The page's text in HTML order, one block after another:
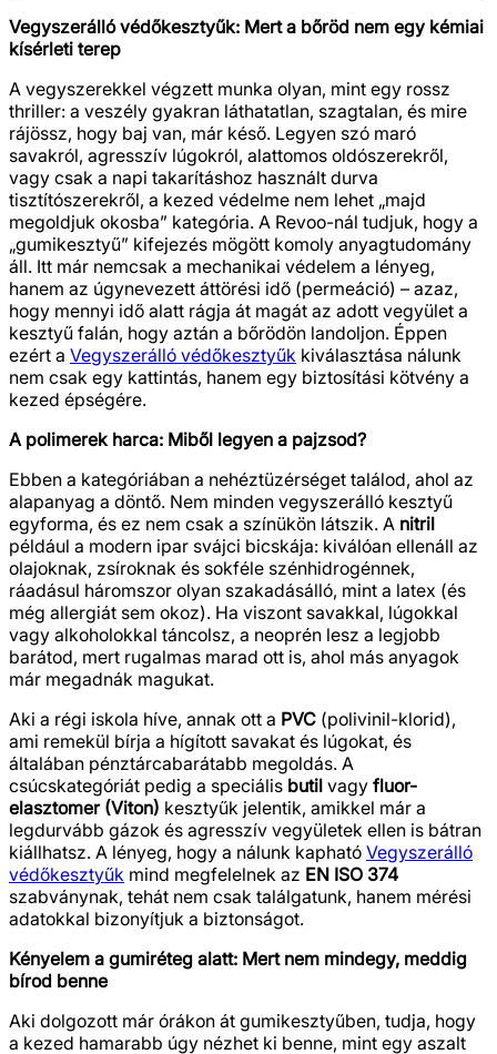
Vegyszerálló védőkesztyűk: Mert a bőröd nem egy kémiai
kísérleti terep
A vegyszerekkel végzett munka olyan, mint egy rossz
thriller: a veszély gyakran láthatatlan, szagtalan, és mire
rájössz, hogy baj van, már késő. Legyen szó maró
savakról, agresszív lúgokról, alattomos oldószerekről,
vagy csak a napi takarításhoz használt durva
tisztítószerekről, a kezed védelme nem lehet „majd
megoldjuk okosba” kategória. A Revoo-nál tudjuk, hogy a
„gumikesztyű” kifejezés mögött komoly anyagtudomány
áll. Itt már nemcsak a mechanikai védelem a lényeg,
hanem az úgynevezett áttörési idő (permeáció) – azaz,
hogy mennyi idő alatt rágja át magát az adott vegyület a
kesztyű falán, hogy aztán a bőrödön landoljon. Éppen
ezért a Vegyszerálló védőkesztyűk kiválasztása nálunk
nem csak egy kattintás, hanem egy biztosítási kötvény a
kezed épségére.
A polimerek harca: Miből legyen a pajzsod?
Ebben a kategóriában a nehéztüzérséget találod, ahol az
alapanyag a döntő. Nem minden vegyszerálló kesztyű
egyforma, és ez nem csak a színükön látszik. A nitril
például a modern ipar svájci bicskája: kiválóan ellenáll az
olajoknak, zsíroknak és sokféle szénhidrogénnek,
ráadásul háromszor olyan szakadásálló, mint a latex (és
még allergiát sem okoz). Ha viszont savakkal, lúgokkal
vagy alkoholokkal táncolsz, a neoprén lesz a legjobb
barátod, mert rugalmas marad ott is, ahol más anyagok
már megadnák magukat.
Aki a régi iskola híve, annak ott a PVC (polivinil-klorid),
ami remekül bírja a hígított savakat és lúgokat, és
általában pénztárcabarátabb megoldás. A
csúcskategóriát pedig a speciális butil vagy fluor-
elasztomer (Viton) kesztyűk jelentik, amikkel már a
legdurvább gázok és agresszív vegyületek ellen is bátran
kiállhatsz. A lényeg, hogy a nálunk kapható Vegyszerálló
védőkesztyűk mind megfelelnek az EN ISO 374
szabványnak, tehát nem csak találgatunk, hanem mérési
adatokkal bizonyítjuk a biztonságot.
Kényelem a gumiréteg alatt: Mert nem mindegy, meddig
bírod benne
Aki dolgozott már órákon át gumikesztyűben, tudja, hogy
a kezed hamarabb úgy nézhet ki benne, mint egy aszalt